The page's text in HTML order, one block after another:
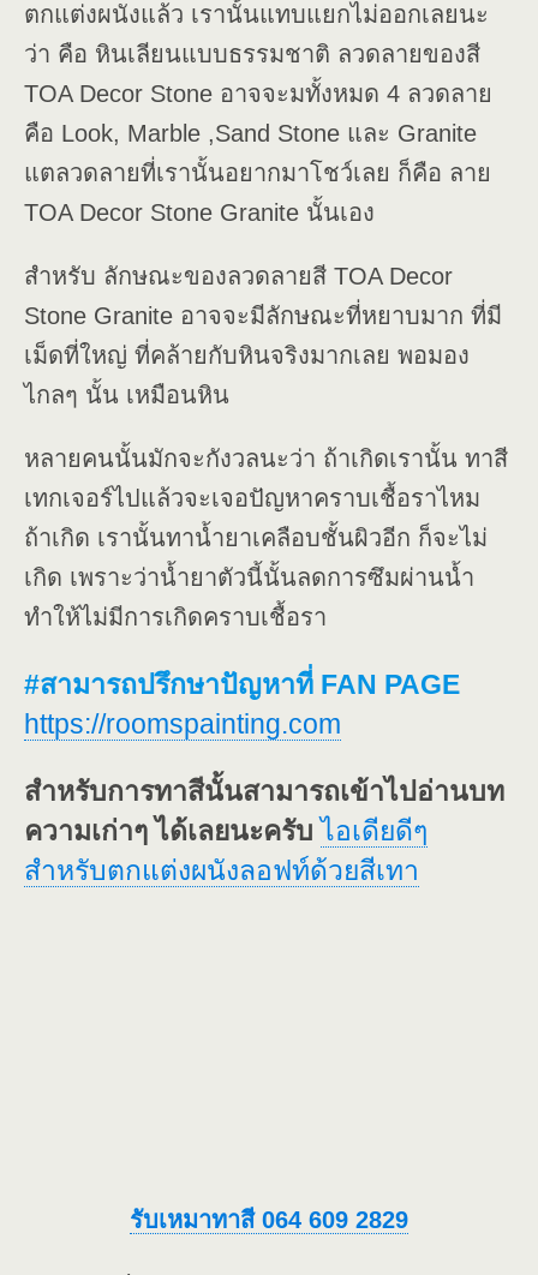
ตกแต่งผนังแล้ว เรานั้นแทบแยกไม่ออกเลยนะ
ว่า คือ หินเลียนแบบธรรมชาติ ลวดลายของสี
TOA Decor Stone อาจจะมทั้งหมด 4 ลวดลาย
คือ Look, Marble ,Sand Stone และ Granite
แตลวดลายที่เรานั้นอยากมาโชว์เลย ก็คือ ลาย
TOA Decor Stone Granite นั้นเอง
สำหรับ ลักษณะของลวดลายสี TOA Decor
Stone Granite อาจจะมีลักษณะที่หยาบมาก ที่มี
เม็ดที่ใหญ่ ที่คล้ายกับหินจริงมากเลย พอมอง
ไกลๆ นั้น เหมือนหิน
หลายคนนั้นมักจะกังวลนะว่า ถ้าเกิดเรานั้น ทาสี
เทกเจอร์ไปแล้วจะเจอปัญหาคราบเชื้อราไหม
ถ้าเกิด เรานั้นทาน้ำยาเคลือบชั้นผิวอีก ก็จะไม่
เกิด เพราะว่าน้ำยาตัวนี้นั้นลดการซึมผ่านน้ำ
ทำให้ไม่มีการเกิดคราบเชื้อรา
#สามารถปรึกษาปัญหาที่ FAN PAGE
https://roomspainting.com
สำหรับการทาสีนั้นสามารถเข้าไปอ่านบท
ความเก่าๆ ได้เลยนะครับไอเดียดีๆ
สำหรับตกแต่งผนังลอฟท์ด้วยสีเทา
รับเหมาทาสี 064 609 2829